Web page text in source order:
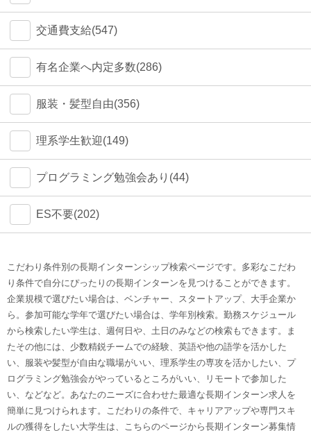
交通費支給(547)
有名企業へ内定多数(286)
服装・髪型自由(356)
理系学生歓迎(149)
プログラミング勉強会あり(44)
ES不要(202)
こだわり条件別の長期インターンシップ検索ページです。多彩なこだわ
り条件で自分にぴったりの長期インターンを見つけることができます。
企業規模で選びたい場合は、ベンチャー、スタートアップ、大手企業か
ら。参加可能な学年で選びたい場合は、学年別検索。勤務スケジュール
から検索したい学生は、週何日や、土日のみなどの検索もできます。ま
たその他には、少数精鋭チームでの経験、英語や他の語学を活かした
い、服装や髪型が自由な職場がいい、理系学生の専攻を活かしたい、プ
ログラミング勉強会がやっているところがいい、リモートで参加した
い、などなど。あなたのニーズに合わせた最適な長期インターン求人を
簡単に見つけられます。こだわりの条件で、キャリアアップや専門スキ
ルの獲得をしたい大学生は、こちらのページから長期インターン募集情